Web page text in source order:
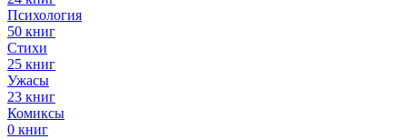
Психология
50 книг
Стихи
25 книг
Ужасы
23 книг
Комиксы
0 книг